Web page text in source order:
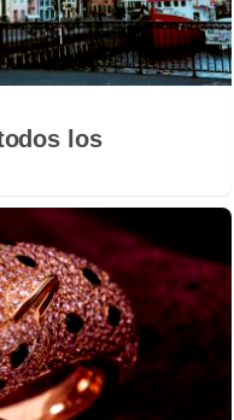
los